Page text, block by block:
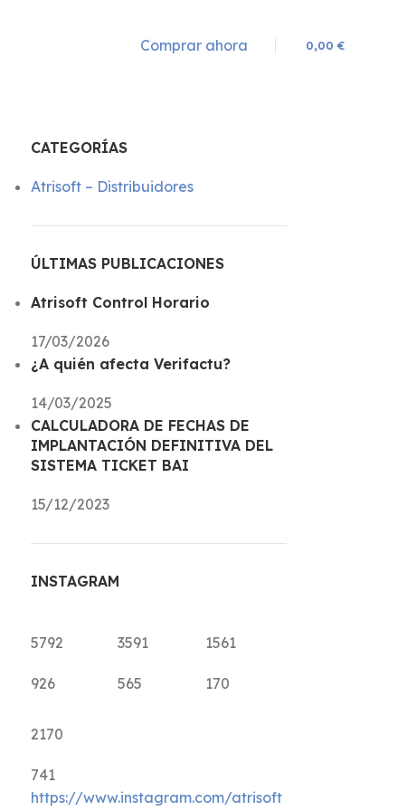
Comprar ahora 0,00 €
CATEGORÍAS
Atrisoft – Distribuidores
ÚLTIMAS PUBLICACIONES
Atrisoft Control Horario
17/03/2026
¿A quién afecta Verifactu?
14/03/2025
CALCULADORA DE FECHAS DE
IMPLANTACIÓN DEFINITIVA DEL
SISTEMA TICKET BAI
15/12/2023
INSTAGRAM
5792
926
3591
565
1561
170
2170
741
https://www.instagram.com/atrisoft